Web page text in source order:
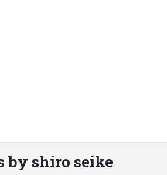
by shiro seike